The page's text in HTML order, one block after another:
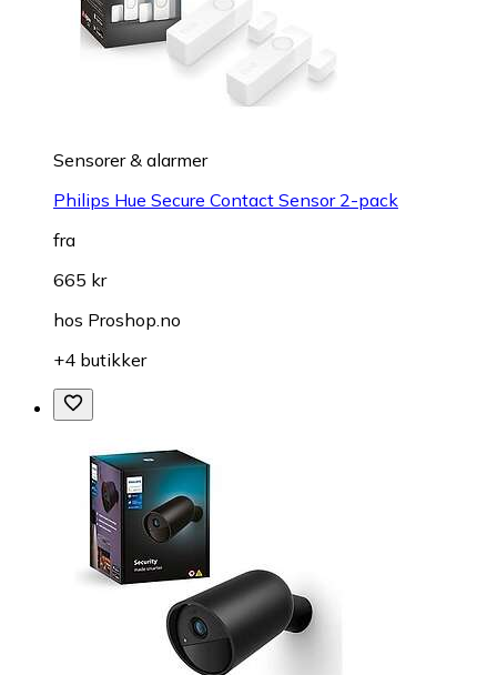
Sensorer & alarmer
Philips Hue Secure Contact Sensor 2-pack
fra
665 kr
hos Proshop.no
+4 butikker